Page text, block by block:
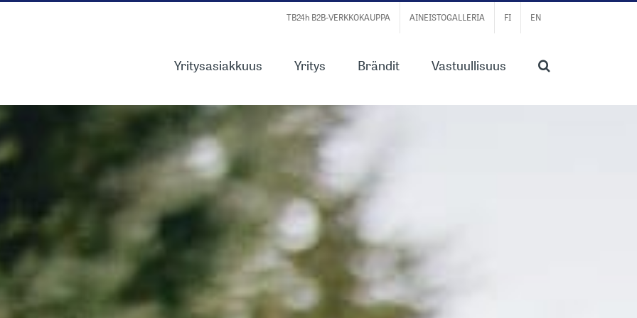
TB24h B2B-VERKKOKAUPPA AINEISTOGALLERIA FI EN
Yritysasiakkuus Yritys Brändit Vastuullisuus